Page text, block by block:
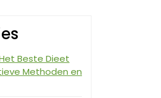
Beste Dieet
Methoden en